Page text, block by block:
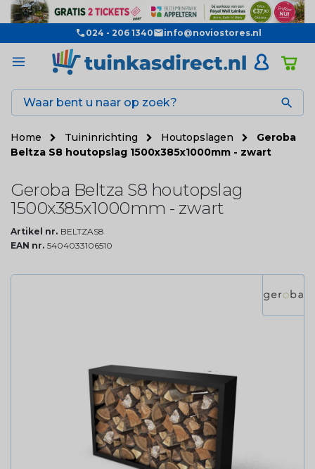
024 - 206 1340 info@noviostores.nl

Home Tuininrichting Houtopslagen
Geroba
Beltza S8 houtopslag 1500x385x1000mm - zwart
Geroba Beltza S8 houtopslag
1500x385x1000mm - zwart
Artikel nr. BELTZAS8
EAN nr. 5404033106510